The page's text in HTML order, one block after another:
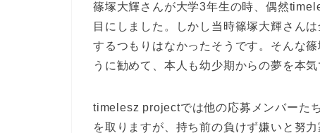
篠塚大輝さんが大学3年生の時、偶然
目にしました。しかし当時篠塚大輝さん
するつもりはなかったそうです。そんな
うに勧めて、本人も幼少期からの夢を本
timelesz projectでは他の応募メンバーた
を取りますが、持ち前の負けず嫌いと努